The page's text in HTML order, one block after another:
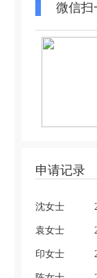
微信扫
申请记录
沈女士
袁女士
印女士